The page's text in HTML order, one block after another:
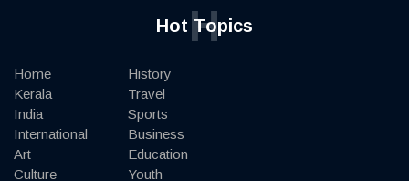
Hot Topics
H
Home
Kerala
India
International
Art
Culture
History
Travel
Sports
Business
Education
Youth